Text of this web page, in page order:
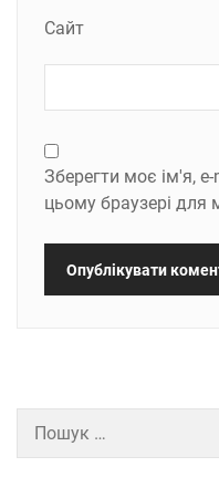
Сайт
Зберегти моє ім'я,
цьому браузері для